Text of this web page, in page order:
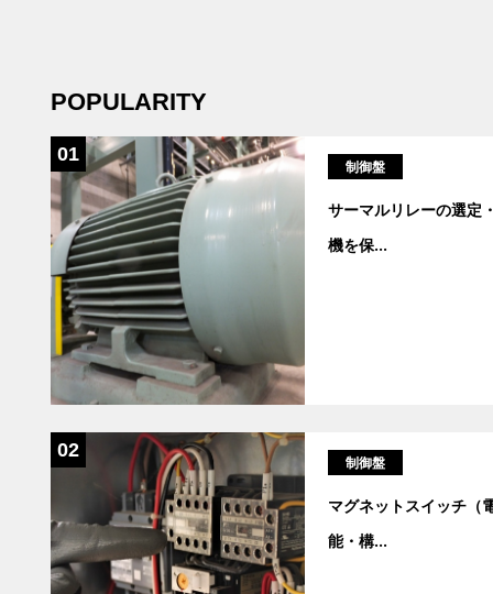
POPULARITY
01
制御盤
サーマルリレーの選定
機を保...
02
制御盤
マグネットスイッチ（
能・構...